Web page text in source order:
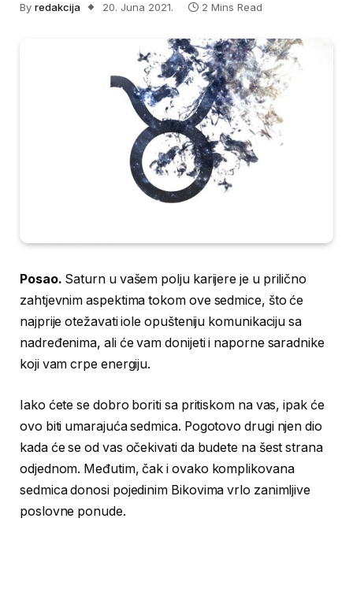
By redakcija 20. Juna 2021. 2 Mins Read
Posao. Saturn u vašem polju karijere je u prilično
zahtjevnim aspektima tokom ove sedmice, što će
najprije otežavati iole opušteniju komunikaciju sa
nadređenima, ali će vam donijeti i naporne saradnike
koji vam crpe energiju.
Iako ćete se dobro boriti sa pritiskom na vas, ipak će
ovo biti umarajuća sedmica. Pogotovo drugi njen dio
kada će se od vas očekivati da budete na šest strana
odjednom. Međutim, čak i ovako komplikovana
sedmica donosi pojedinim Bikovima vrlo zanimljive
poslovne ponude.